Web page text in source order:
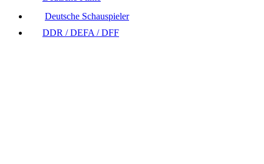
Deutsche Schauspieler
DDR / DEFA / DFF